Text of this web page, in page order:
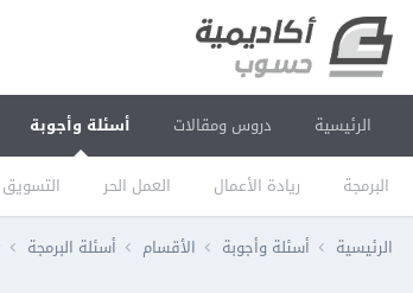
الرئيسية دروس ومقالات أسئلة وأجوبة
البرمجة ريادة الأعمال العمل الحر التسويق
الرئيسية أسئلة وأجوبة الأقسام أسئلة البرمجة